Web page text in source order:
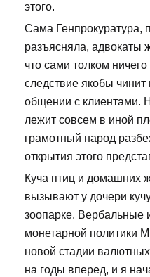
этого.
Сама Генпрокуратура,
разъясняла, адвокаты
что сами толком
следствие якобы чинит
общении с клиентами.
лежит совсем в иной
грамотный народ
открытия этого
Куча птиц и домашних
вызывают у дочери
зоопарке. Вербальные
монетарной политики
новой стадии
на годы вперед, и я